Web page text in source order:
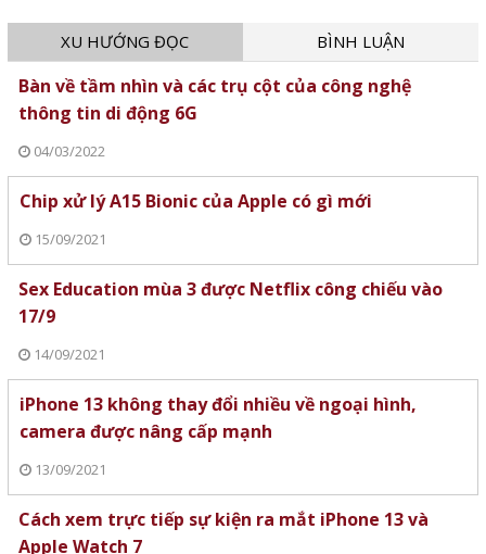
XU HƯỚNG ĐỌC BÌNH LUẬN
Bàn về tầm nhìn và các trụ cột của công nghệ
thông tin di động 6G
04/03/2022
Chip xử lý A15 Bionic của Apple có gì mới
15/09/2021
Sex Education mùa 3 được Netflix công chiếu vào
17/9
14/09/2021
iPhone 13 không thay đổi nhiều về ngoại hình,
camera được nâng cấp mạnh
13/09/2021
Cách xem trực tiếp sự kiện ra mắt iPhone 13 và
Apple Watch 7